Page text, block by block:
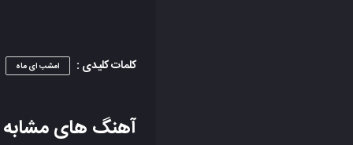
کلمات کلیدی : امشب ای ماه
آهنگ های مشابه